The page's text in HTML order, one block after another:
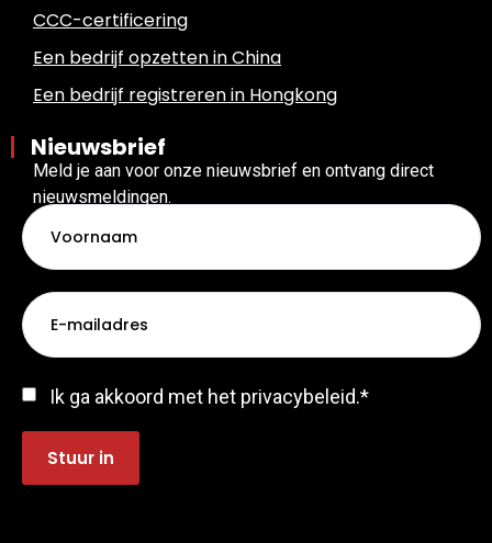
CCC-certificering
Een bedrijf opzetten in China
Een bedrijf registreren in Hongkong
Nieuwsbrief
Meld je aan voor onze nieuwsbrief en ontvang direct
nieuwsmeldingen.
Voornaam
E-
mail*
Toestemming*
Ik ga akkoord met het privacybeleid.*
Stuur in